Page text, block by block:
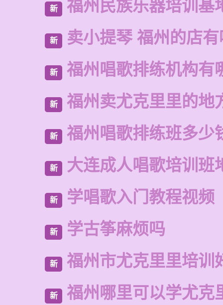
新 福州民族乐器培训基
新 卖小提琴 福州的店
新 福州唱歌排练机构有
新 福州卖尤克里里的地
新 福州唱歌排练班多少
新 大连成人唱歌培训班
新 学唱歌入门教程视频
新 学古筝麻烦吗
新 福州市尤克里里培训
新 福州哪里可以学尤克